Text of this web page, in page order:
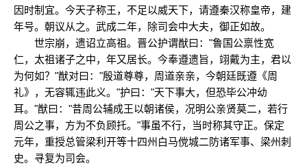
因时制宜。今天子称王，不足以威天下，请遵秦汉称皇帝，建
年号。朝议从之。武成二年，除司会中大夫，御正如故。
世宗崩，遗诏立高祖。晋公护谓猷曰："鲁国公禀性宽
仁，太祖诸子之中，年又居长。今奉遵遗旨，翊戴为主，君以
为何如？"猷对曰："殷道尊尊，周道亲亲，今朝廷既遵《周
礼》，无容辄违此义。"护曰："天下事大，但恐毕公冲幼
耳。"猷曰："昔周公辅成王以朝诸侯，况明公亲贤莫二，若行
周公之事，方为不负顾托。"事虽不行，当时称其守正。保定
元年，重授总管梁利开等十四州白马傥城二防诸军事、梁州刺
史。寻复为司会。